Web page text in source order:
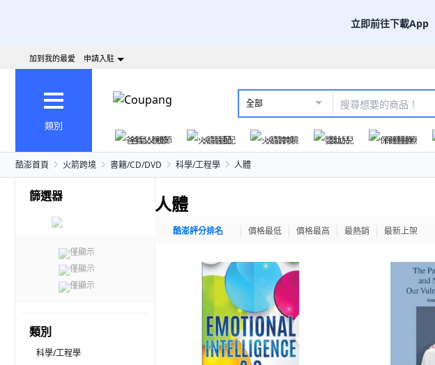
立即前往下載App
加到我的最愛 申請入駐
類別
全部
爸氣父親節
火箭速配 火箭跨境 嬰幼兒 保健醫療
酷澎首頁 火箭跨境 書籍/CD/DVD 科學/工程學 人體
篩選器
僅顯示
僅顯示
僅顯示
類別
科學/工程學
人體
酷澎評分排名 價格最低 價格最高 最熱銷 最新上架